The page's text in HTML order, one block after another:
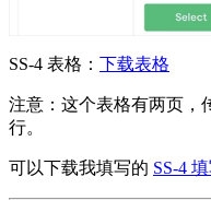
SS-4 表格： 下载表格
注意：这个表格有两页，
行。
可以下载我填写的 SS-4